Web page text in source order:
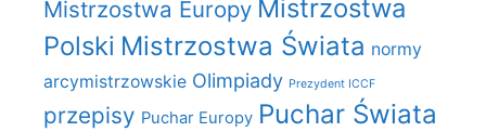
Mistrzostwa Europy Mistrzostwa
Polski Mistrzostwa Świata normy
arcymistrzowskie Olimpiady Prezydent ICCF
przepisy Puchar Europy Puchar Świata